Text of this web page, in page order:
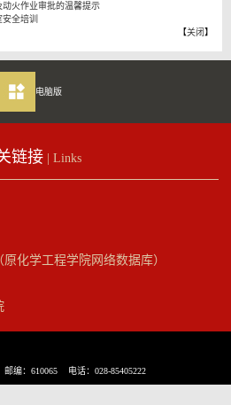
火作业审批的温馨提示
全培训
【关闭】
电脑版
链接 | Links
化学工程学院网络数据库）
编：610065 电话：028-85405222